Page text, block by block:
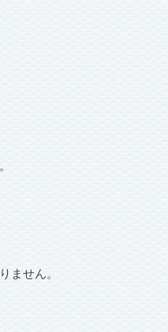
ません。